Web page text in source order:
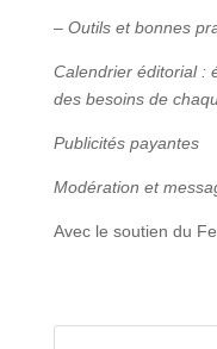
– Outils et bonnes
Calendrier éditorial :
des besoins de
Publicités payantes
Modération et
Avec le soutien du